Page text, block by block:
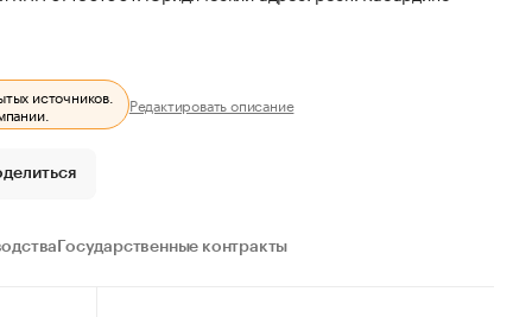
источников. Редактировать описание
Государственные контракты